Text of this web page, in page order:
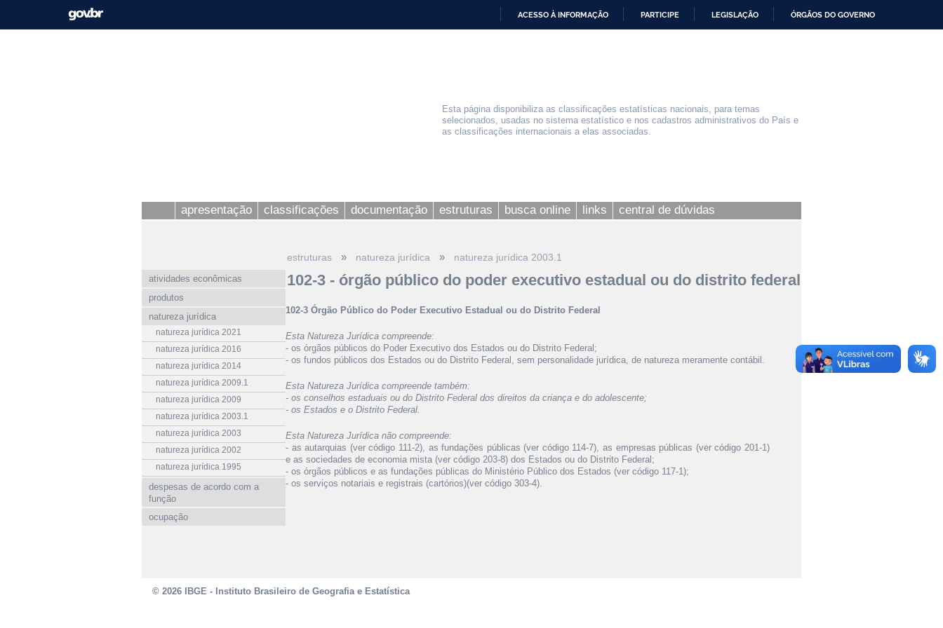
ACESSO À INFORMAÇÃO PARTICIPE LEGISLAÇÃO ÓRGÃOS DO GOVERNO
Esta página disponibiliza as classificações estatísticas nacionais, para temas
selecionados, usadas no sistema estatístico e nos cadastros administrativos do País e
as classificações internacionais a elas associadas.
apresentação classificações documentação estruturas busca online links central de dúvidas
atividades econômicas
produtos
natureza jurídica
natureza jurídica 2021
natureza jurídica 2016
natureza jurídica 2014
natureza jurídica 2009.1
natureza jurídica 2009
natureza jurídica 2003.1
natureza jurídica 2003
natureza jurídica 2002
natureza jurídica 1995
despesas de acordo com a
função
ocupação
estruturas » natureza jurídica » natureza jurídica 2003.1
102-3 - órgão público do poder executivo estadual ou do distrito federal
102-3 Órgão Público do Poder Executivo Estadual ou do Distrito Federal
Esta Natureza Jurídica compreende:
- os órgãos públicos do Poder Executivo dos Estados ou do Distrito Federal;
- os fundos públicos dos Estados ou do Distrito Federal, sem personalidade jurídica, de natureza meramente contábil.
Esta Natureza Jurídica compreende também:
- os conselhos estaduais ou do Distrito Federal dos direitos da criança e do adolescente;
- os Estados e o Distrito Federal.
Esta Natureza Jurídica não compreende:
- as autarquias (ver código 111-2), as fundações públicas (ver código 114-7), as empresas públicas (ver código 201-1)
e as sociedades de economia mista (ver código 203-8) dos Estados ou do Distrito Federal;
- os órgãos públicos e as fundações públicas do Ministério Público dos Estados (ver código 117-1);
- os serviços notariais e registrais (cartórios)(ver código 303-4).
© 2026 IBGE - Instituto Brasileiro de Geografia e Estatística